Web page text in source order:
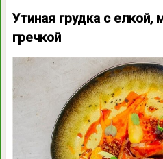
Утиная грудка с елкой,
гречкой